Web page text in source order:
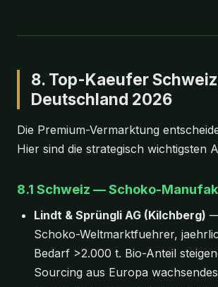
8. Top-Kaeufer
Deutschland 2026
Die Premium-Vermarktung
Hier sind die strategisch wichtigsten
8.1 Schweiz — Schoko-
Lindt & Sprüngli AG (Kilchberg)
Schoko-Weltmarktfuehrer,
Bedarf >2.000 t. Bio-Anteil
Sourcing aus Europa